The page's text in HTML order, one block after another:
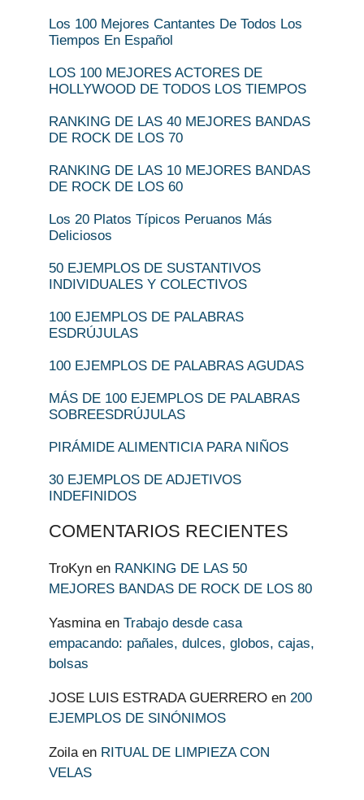
Los 100 Mejores Cantantes De Todos Los
Tiempos En Español
LOS 100 MEJORES ACTORES DE
HOLLYWOOD DE TODOS LOS TIEMPOS
RANKING DE LAS 40 MEJORES BANDAS
DE ROCK DE LOS 70
RANKING DE LAS 10 MEJORES BANDAS
DE ROCK DE LOS 60
Los 20 Platos Típicos Peruanos Más
Deliciosos
50 EJEMPLOS DE SUSTANTIVOS
INDIVIDUALES Y COLECTIVOS
100 EJEMPLOS DE PALABRAS
ESDRÚJULAS
100 EJEMPLOS DE PALABRAS AGUDAS
MÁS DE 100 EJEMPLOS DE PALABRAS
SOBREESDRÚJULAS
PIRÁMIDE ALIMENTICIA PARA NIÑOS
30 EJEMPLOS DE ADJETIVOS
INDEFINIDOS
COMENTARIOS RECIENTES
TroKyn en RANKING DE LAS 50
MEJORES BANDAS DE ROCK DE LOS 80
Yasminaen Trabajo desde casa
empacando: pañales, dulces, globos, cajas,
bolsas
JOSE LUIS ESTRADA GUERRERO en 200
EJEMPLOS DE SINÓNIMOS
Zoilaen RITUAL DE LIMPIEZA CON
VELAS